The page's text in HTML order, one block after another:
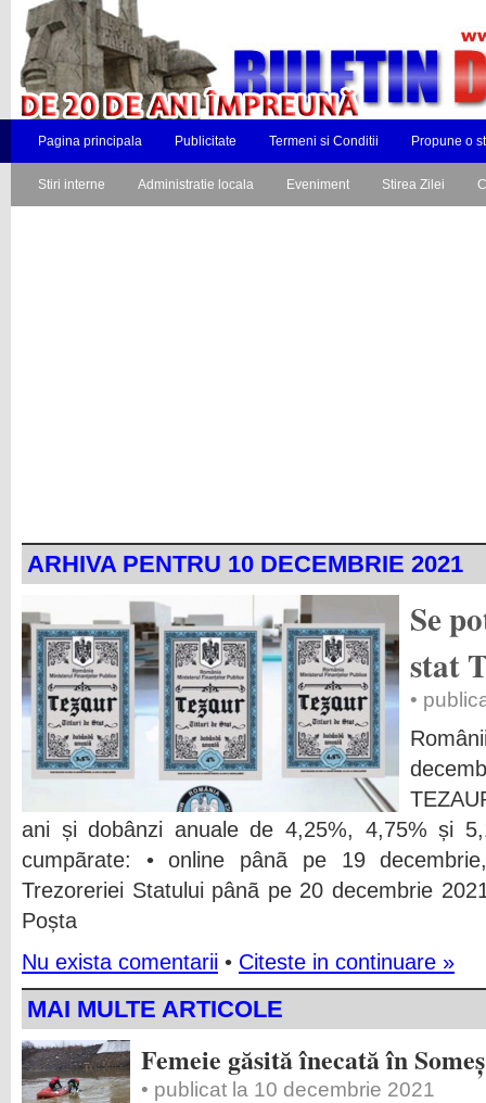
Pagina principala Publicitate Termeni si Conditii Propune o
Stiri interne Administratie locala Eveniment Stirea Zilei
ARHIVA PENTRU 10 DECEMBRIE 2021
Se
stat
•
ani și dobânzi anuale de 4,25%, 4,75% și
cumpãrate: • online pânã pe 19
Trezoreriei Statului pânã pe 20 decembrie
Poșta
Nu exista comentarii • Citeste in continuare »
MAI MULTE ARTICOLE
Femeie găsită înecată în Someș
• publicat la 10 decembrie 2021